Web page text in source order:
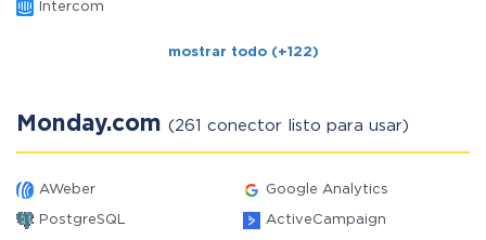
Intercom
mostrar todo (+122)
Monday.com (261 conector listo para usar)
AWeber Google Analytics
PostgreSQL ActiveCampaign